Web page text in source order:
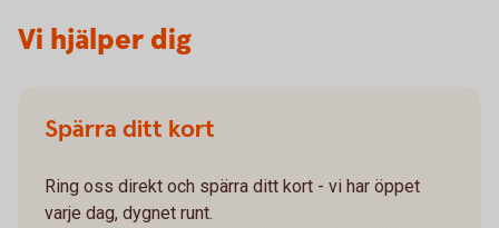
Vi hjälper dig
Spärra ditt kort
Ring oss direkt och spärra ditt kort - vi har öppet
varje dag, dygnet runt.